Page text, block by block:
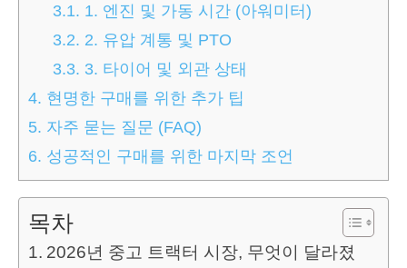
3.1. 1. 엔진 및 가동 시간 (아워미터)
3.2. 2. 유압 계통 및 PTO
3.3. 3. 타이어 및 외관 상태
4. 현명한 구매를 위한 추가 팁
5. 자주 묻는 질문 (FAQ)
6. 성공적인 구매를 위한 마지막 조언
목차
2026년 중고 트랙터 시장, 무엇이 달라졌